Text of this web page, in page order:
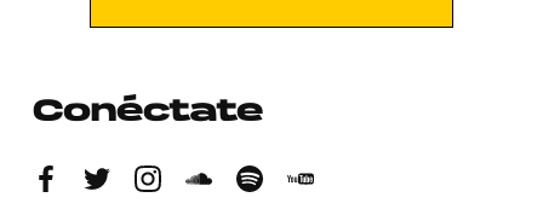
Conéctate